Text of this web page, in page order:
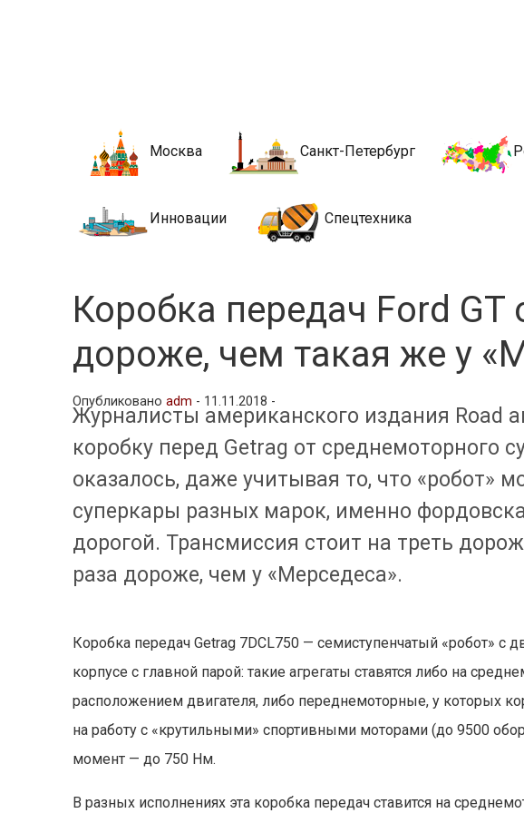
Новости
Москва Санкт-Петербург
Инновации Спецтехника
Коробка передач Ford GT
дороже, чем такая же у
Опубликованоadm - 11.11.2018 -
Журналисты американского издания Road
коробку перед Getrag от среднемоторного
оказалось, даже учитывая то, что «робот»
суперкары разных марок, именно
дорогой. Трансмиссия стоит на треть
раза дороже, чем у «Мерседеса».
Коробка передач Getrag 7DCL750 — семиступенчатый «робот»
корпусе с главной парой: такие агрегаты ставятся либо на
расположением двигателя, либо переднемоторные, у которых
на работу с «крутильными» спортивными моторами (до 9500
момент — до 750 Нм.
В разных исполнениях эта коробка передач ставится на